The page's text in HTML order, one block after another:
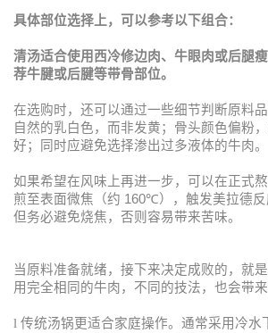
具体部位选择上，可以参考以下组合：
清汤适合使用西冷修边肉、牛眼肉或后腿
荐牛腱或后腱等带骨部位。
在选购时，还可以通过一些细节判断原料
自然的乳白色，而非发黄；骨头颜色偏粉
好；同时应避免选择渗出过多液体的牛肉。
如果希望在风味上再进一步，可以在正式
煎至表面微焦（约 160℃），触发美拉德
但务必避免烧焦，否则容易带来苦味。
当原料准备就绪，接下来决定成败的，就
用完全相同的牛肉，不同的技法，也会带来
l 传统汤锅更适合家庭操作。通常采用冷水